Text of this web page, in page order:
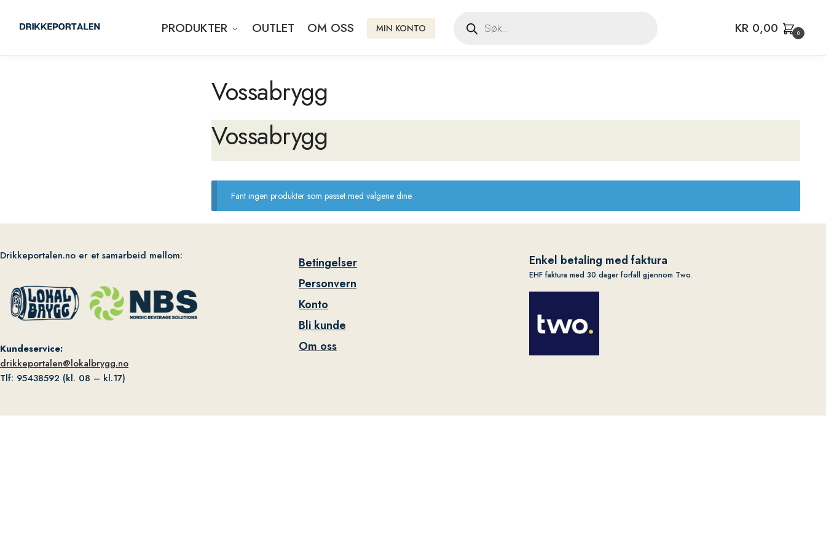
PRODUKTER OUTLET OM OSS MIN KONTO KR 0,00 0
Vossabrygg
Vossabrygg
Fant ingen produkter som passet med valgene dine.
Drikkeportalen.no er et samarbeid mellom:
Kundeservice:
drikkeportalen@lokalbrygg.no
Tlf: 95438592 (kl. 08 – kl.17)
Betingelser
Personvern
Konto
Bli kunde
Om oss
Enkel betaling med faktura
EHF faktura med 30 dager forfall gjennom Two.